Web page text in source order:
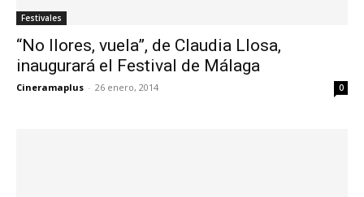
Festivales
“No llores, vuela”, de Claudia Llosa,
inaugurará el Festival de Málaga
Cineramaplus - 26 enero, 2014 0